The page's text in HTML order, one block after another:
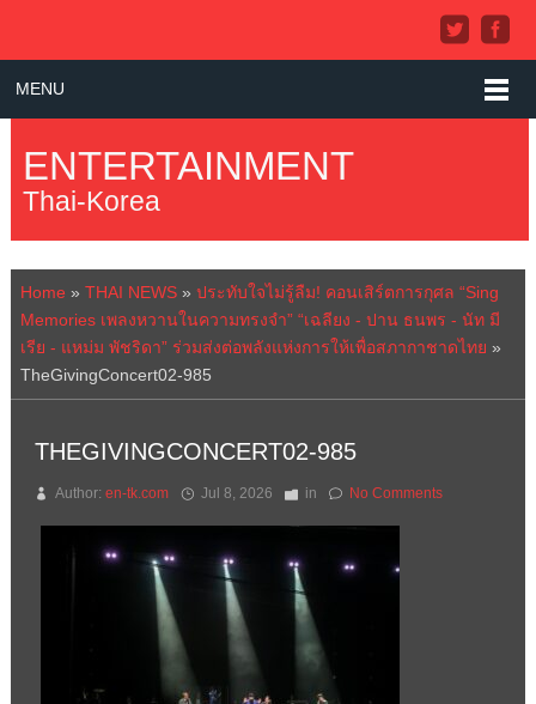
MENU
ENTERTAINMENT
Thai-Korea
Home » THAI NEWS» ประทับใจไม่รู้ลืม! คอนเสิร์ตการกุศล “Sing
Memories เพลงหวานในความทรงจำ” “เฉลียง - ปาน ธนพร - นัท มี
เรีย - แหม่ม พัชริดา” ร่วมส่งต่อพลังแห่งการให้เพื่อสภากาชาดไทย »
TheGivingConcert02-985
THEGIVINGCONCERT02-985
Author: en-tk.com Jul 8, 2026 in No Comments